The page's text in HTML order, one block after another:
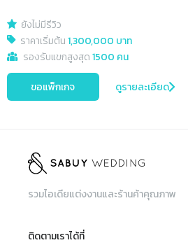
ยังไม่มีรีวิว
ราคาเริ่มต้น1,300,000 บาท
รองรับแขกสูงสุด1500 คน
ขอแพ็กเกจ ดูรายละเอียด
รวมไอเดียแต่งงานและร้านค้าคุณภาพ
ติดตามเราได้ที่